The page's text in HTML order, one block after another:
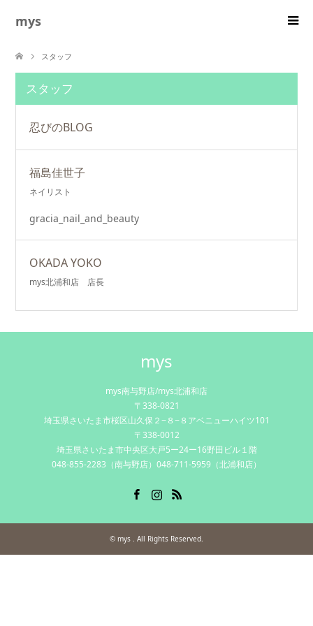
mys
スタッフ
スタッフ
忍びのBLOG
福島佳世子
ネイリスト
gracia_nail_and_beauty
OKADA YOKO
mys北浦和店 店長
mys
mys南与野店/mys北浦和店
〒338-0821
埼玉県さいたま市桜区山久保２−８−８アベニューハイツ101
〒338-0012
埼玉県さいたま市中央区大戸5ー24ー16野田ビル１階
048-855-2283（南与野店）048-711-5959（北浦和店）
© mys . All Rights Reserved.